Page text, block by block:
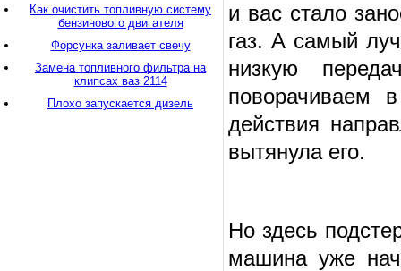
и вас стало
газ. А самый
низкую
поворачиваем
действия
вытянула его.
Но здесь
машина уже
Как очистить топливную систему
бензинового двигателя
Форсунка заливает свечу
Замена топливного фильтра на
клипсах ваз 2114
Плохо запускается дизель